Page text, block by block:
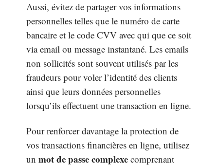
Aussi, évitez de partager vos informations
personnelles telles que le numéro de carte
bancaire et le code CVV avec qui que ce soit
via email ou message instantané. Les emails
non sollicités sont souvent utilisés par les
fraudeurs pour voler l’identité des clients
ainsi que leurs données personnelles
lorsqu’ils effectuent une transaction en ligne.
Pour renforcer davantage la protection de
vos transactions financières en ligne, utilisez
un mot de passe complexe comprenant